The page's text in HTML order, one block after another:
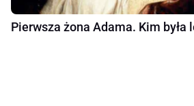
Pierwsza żona Adama. Kim była